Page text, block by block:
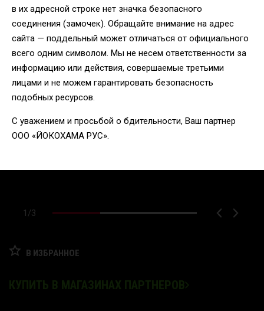
1 /3
В ИЗБРАННОЕ
КУПИТЬ В МАГАЗИНАХ ПАРТНЕРОВ
в их адресной строке нет значка безопасного
соединения (замочек). Обращайте внимание на адрес
сайта — поддельный может отличаться от официального
всего одним символом. Мы не несем ответственности за
информацию или действия, совершаемые третьими
лицами и не можем гарантировать безопасность
подобных ресурсов.
С уважением и просьбой о бдительности, Ваш партнер
ООО «ЙОКОХАМА РУС».